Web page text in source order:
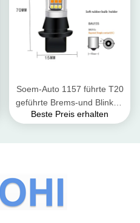
Soem-Auto 1157 führte T20
geführte Brems-und Blinker-
Lichter 2835 7443 Auto-
Beste Preis erhalten